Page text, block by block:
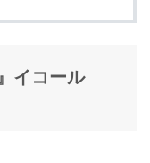
イコール